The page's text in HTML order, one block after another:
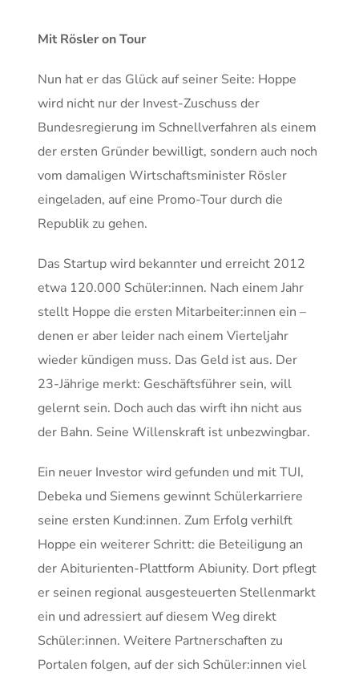
Mit Rösler on Tour
Nun hat er das Glück auf seiner Seite: Hoppe
wird nicht nur der Invest-Zuschuss der
Bundesregierung im Schnellverfahren als einem
der ersten Gründer bewilligt, sondern auch noch
vom damaligen Wirtschaftsminister Rösler
eingeladen, auf eine Promo-Tour durch die
Republik zu gehen.
Das Startup wird bekannter und erreicht 2012
etwa 120.000 Schüler:innen. Nach einem Jahr
stellt Hoppe die ersten Mitarbeiter:innen ein –
denen er aber leider nach einem Vierteljahr
wieder kündigen muss. Das Geld ist aus. Der
23-Jährige merkt: Geschäftsführer sein, will
gelernt sein. Doch auch das wirft ihn nicht aus
der Bahn. Seine Willenskraft ist unbezwingbar.
Ein neuer Investor wird gefunden und mit TUI,
Debeka und Siemens gewinnt Schülerkarriere
seine ersten Kund:innen. Zum Erfolg verhilft
Hoppe ein weiterer Schritt: die Beteiligung an
der Abiturienten-Plattform Abiunity. Dort pflegt
er seinen regional ausgesteuerten Stellenmarkt
ein und adressiert auf diesem Weg direkt
Schüler:innen. Weitere Partnerschaften zu
Portalen folgen, auf der sich Schüler:innen viel